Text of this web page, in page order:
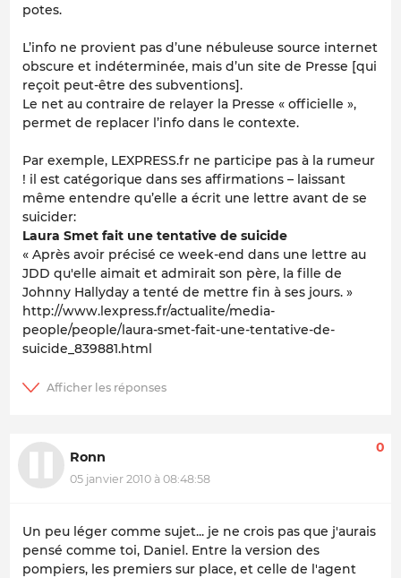
potes.
L’info ne provient pas d’une nébuleuse source internet
obscure et indéterminée, mais d’un site de Presse [qui
reçoit peut-être des subventions].
Le net au contraire de relayer la Presse « officielle »,
permet de replacer l’info dans le contexte.
Par exemple, LEXPRESS.fr ne participe pas à la rumeur
! il est catégorique dans ses affirmations – laissant
même entendre qu’elle a écrit une lettre avant de se
suicider:
Laura Smet fait une tentative de suicide
« Après avoir précisé ce week-end dans une lettre au
JDD qu'elle aimait et admirait son père, la fille de
Johnny Hallyday a tenté de mettre fin à ses jours. »
http://www.lexpress.fr/actualite/media-
people/people/laura-smet-fait-une-tentative-de-
suicide_839881.html
Ronn
05 janvier 2010 à 08:48:58
0
Un peu léger comme sujet... je ne crois pas que j'aurais
pensé comme toi, Daniel. Entre la version des
pompiers, les premiers sur place, et celle de l'agent